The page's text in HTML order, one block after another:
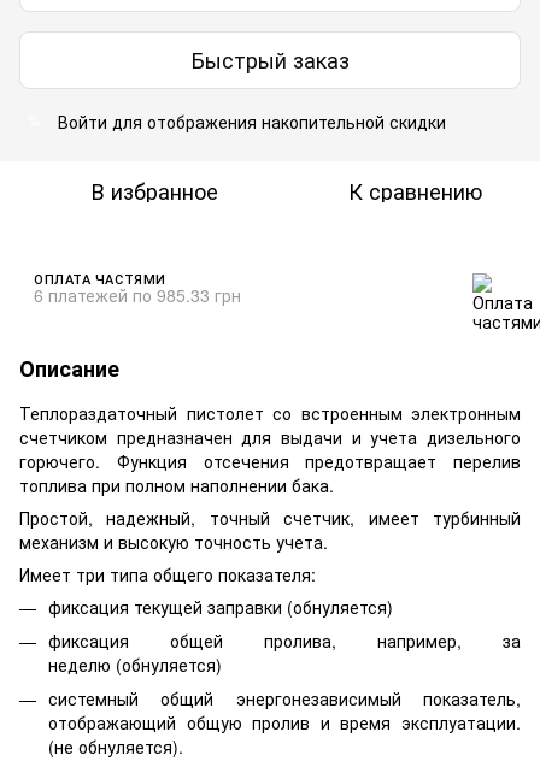
Быстрый заказ
Войти для отображения накопительной скидки
В избранное К сравнению
ОПЛАТА ЧАСТЯМИ
6 платежей по 985.33 грн
Описание
Теплораздаточный пистолет со встроенным электронным
счетчиком предназначен для выдачи и учета дизельного
горючего. Функция отсечения предотвращает перелив
топлива при полном наполнении бака.
Простой, надежный, точный счетчик, имеет турбинный
механизм и высокую точность учета.
Имеет три типа общего показателя:
фиксация текущей заправки (обнуляется)
фиксация общей пролива, например, за
неделю (обнуляется)
системный общий энергонезависимый показатель,
отображающий общую пролив и время эксплуатации.
(не обнуляется).